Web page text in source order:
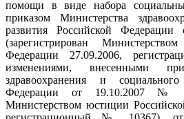
помощи в виде набора
приказом Министерства
развития Российской
(зарегистрирован
Федерации 27.09.2006,
изменениями, внесенными
здравоохранения и
Федерации от 19.10.2007 №
Министерством юстиции